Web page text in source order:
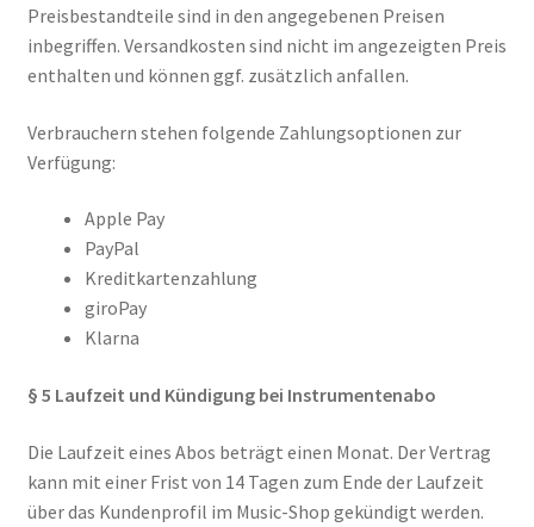
Preisbestandteile sind in den angegebenen Preisen
inbegriffen. Versandkosten sind nicht im angezeigten Preis
enthalten und können ggf. zusätzlich anfallen.
Verbrauchern stehen folgende Zahlungsoptionen zur
Verfügung:
Apple Pay
PayPal
Kreditkartenzahlung
giroPay
Klarna
§ 5 Laufzeit und Kündigung bei Instrumentenabo
Die Laufzeit eines Abos beträgt einen Monat. Der Vertrag
kann mit einer Frist von 14 Tagen zum Ende der Laufzeit
über das Kundenprofil im Music-Shop gekündigt werden.